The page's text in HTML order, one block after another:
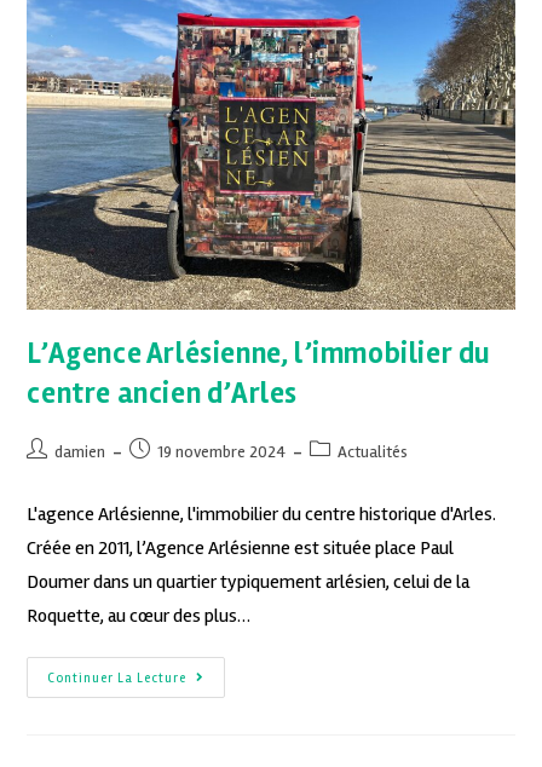
L’Agence Arlésienne, l’immobilier du
centre ancien d’Arles
damien 19 novembre 2024 Actualités
L'agence Arlésienne, l'immobilier du centre historique d'Arles.
Créée en 2011, l’Agence Arlésienne est située place Paul
Doumer dans un quartier typiquement arlésien, celui de la
Roquette, au cœur des plus…
Continuer La Lecture